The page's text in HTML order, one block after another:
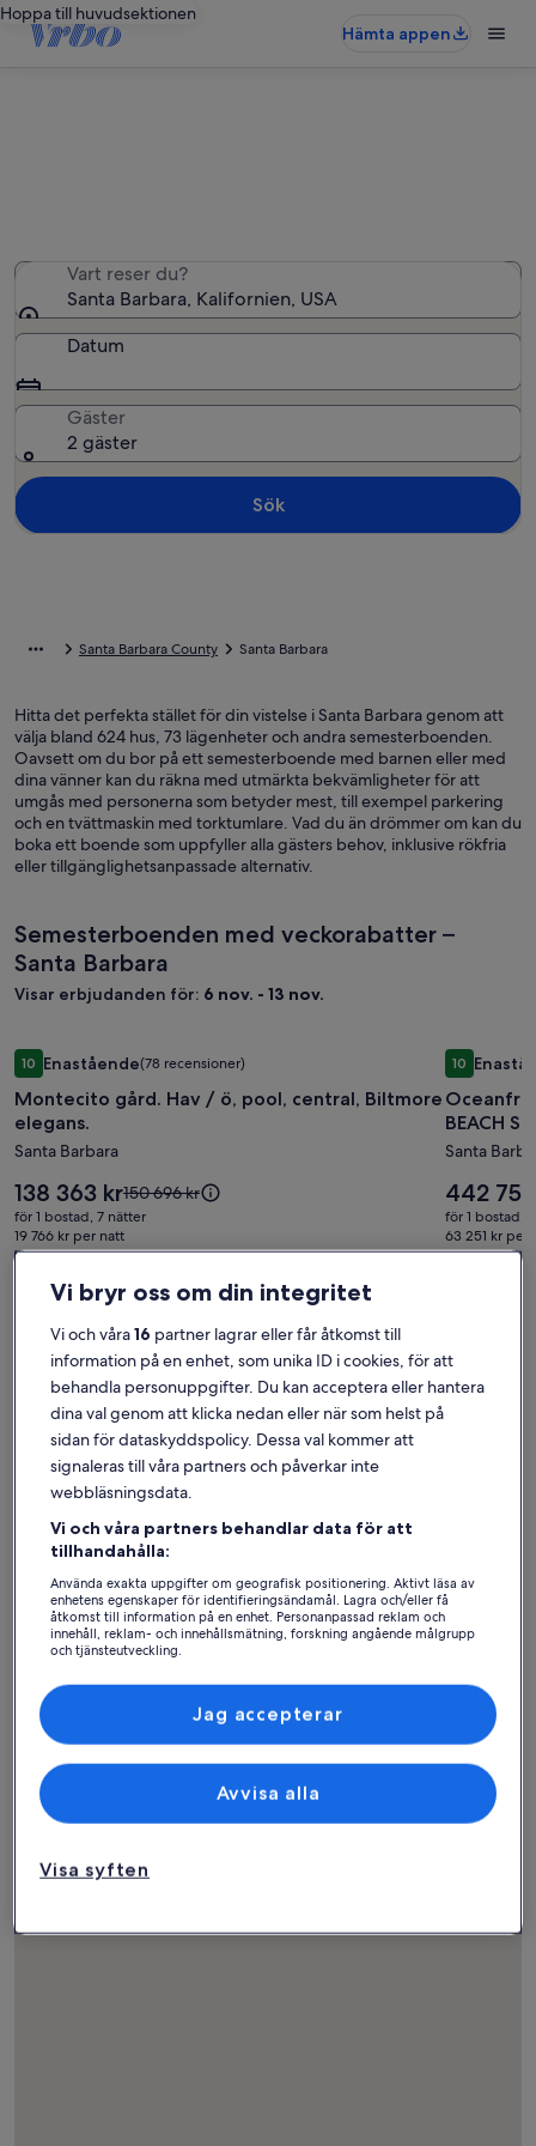
Hoppa till huvudsektionen
Hämta appen
Vart reser du?
Santa Barbara, Kalifornien, USA
Datum
Gäster
2 gäster
Sök
Santa Barbara County Santa Barbara
Hitta det perfekta stället för din vistelse i Santa Barbara genom att
välja bland 624 hus, 73 lägenheter och andra semesterboenden.
Oavsett om du bor på ett semesterboende med barnen eller med
dina vänner kan du räkna med utmärkta bekvämligheter för att
umgås med personerna som betyder mest, till exempel parkering
och en tvättmaskin med torktumlare. Vad du än drömmer om kan du
boka ett boende som uppfyller alla gästers behov, inklusive rökfria
eller tillgänglighetsanpassade alternativ.
Semesterboenden med veckorabatter –
Santa Barbara
Visar erbjudanden för: 6 nov. - 13 nov.
Fotogalleri
för
Montecito
gård.
Hav
/
ö,
pool,
central,
Biltmore
elegans.
1010 av 10, Enastående, (78 recensioner)
Enastående(78 recensioner)
Montecito gård. Hav / ö, pool, central, Biltmore
elegans.
Santa Barbara
8 % rabatt
Priset
är
138 363 kr
138 363 krPriset
var
150 696 kr,
se
information
standardpris.
150 696 kr
för 1 bostad, 7 nätter
19 766 kr per natt
inklusive skatter och avgifter
Montecito gård. Hav / ö, pool, central, Biltmore elegans.
för
Luxury
-
Heated
Pool
-
PRIVATE
1010 av 10,
Oceanfront
BEACH
Santa
Priset
är
442 756 kr
442
för 1 bostad,
63 251 kr per
inklusive
Hitta boenden i din stil
Hus
Sök bland hus Sök bland lägenheter sök efter
Hitta bostäder nära
populära sevärdheter i
Santa Barbara
Vi bryr oss om din integritet
Vi och våra16 partner lagrar eller får åtkomst till
information på en enhet, som unika ID i cookies, för att
behandla personuppgifter. Du kan acceptera eller hantera
dina val genom att klicka nedan eller när som helst på
sidan för dataskyddspolicy. Dessa val kommer att
signaleras till våra partners och påverkar inte
webbläsningsdata.
Vi och våra partners behandlar data för att
tillhandahålla:
Använda exakta uppgifter om geografisk positionering. Aktivt läsa av
enhetens egenskaper för identifieringsändamål. Lagra och/eller få
åtkomst till information på en enhet. Personanpassad reklam och
innehåll, reklam- och innehållsmätning, forskning angående målgrupp
och tjänsteutveckling.
Visa syften
Avvisa alla
Jag accepterar